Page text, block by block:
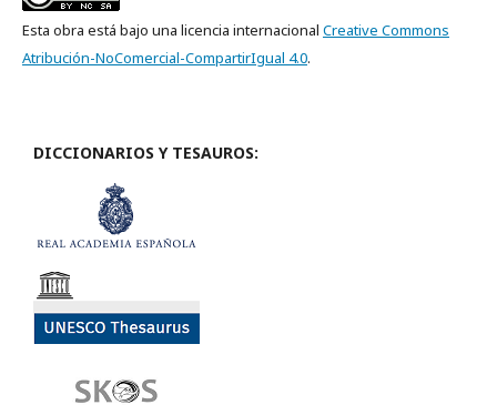
Esta obra está bajo una licencia internacional Creative Commons
Atribución-NoComercial-CompartirIgual 4.0.
DICCIONARIOS Y TESAUROS: